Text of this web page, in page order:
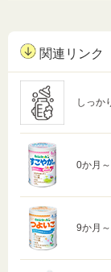
関連リンク
しっか
0か月
9か月